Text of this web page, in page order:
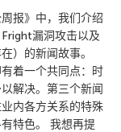
报》中，我们介绍
漏洞攻击以及
）的新闻故事。
着一个共同点：时
解决。第三个新闻
内各方关系的特殊
特色。 我想再提